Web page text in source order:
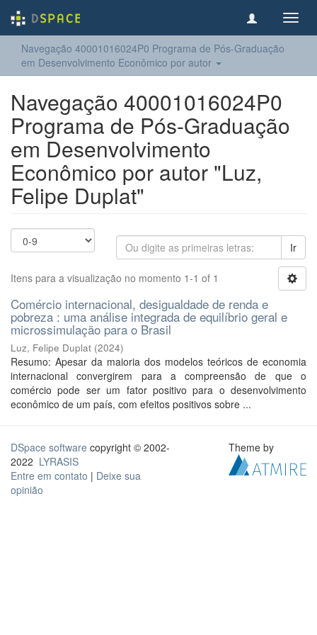
Navegação 40001016024P0 Programa de Pós-Graduação
em Desenvolvimento Econômico por autor
Navegação 40001016024P0
Programa de Pós-Graduação
em Desenvolvimento
Econômico por autor "Luz,
Felipe Duplat"
Ir
Itens para a visualização no momento 1-1 of 1
Comércio internacional, desigualdade de renda e
pobreza : uma análise integrada de equilíbrio geral e
microssimulação para o Brasil
Luz, Felipe Duplat (2024)
Resumo: Apesar da maioria dos modelos teóricos de economia
internacional convergirem para a compreensão de que o
comércio pode ser um fator positivo para o desenvolvimento
econômico de um país, com efeitos positivos sobre ...
DSpace software copyright © 2002-
2022 LYRASIS
Entre em contato | Deixe sua
opinião
Theme by